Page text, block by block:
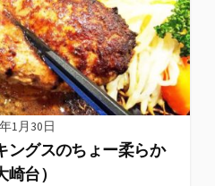
1月30日
ングスのちょー柔らか
台）